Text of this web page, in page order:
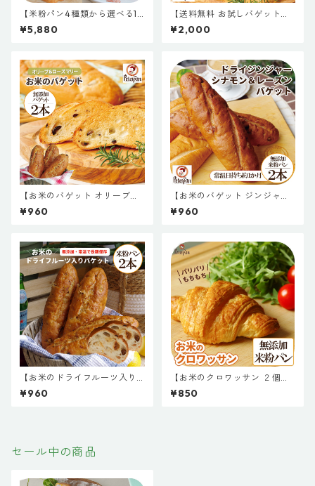
【米粉パン4種類から選べる15
個】パン 詰め合わせ お取り寄
せ お米のパン お米クロワッサ
加 常温長期保存 天然酵母 白神
こだま酵母
¥5,880
【送料無料 お試しバゲット３
種類】お米のバゲット 無添加
米粉パン 常温 約1か月日持ち
製粉 ドライフルーツ
¥2,000
【お米のバゲット オリーブ＆
ローズマリー２本】無添加 米
粉パン 常温 約1か月日持ち お
製粉 ドライフルーツ
¥960
【お米のバゲット ジンジャー
シナモンくるみ２本】無添加
米粉パン 常温 約1か月日持ち
製粉 ドライフルーツ
¥960
【お米のドライフルーツ入り
バケット２個セット】無添加
米粉パン 常温 約1か月日持ち
¥960
【お米のクロワッサン ２個セ
ット 】無添加 米粉パン 常温
約1か月日持ち お取り寄せ 米
¥850
セール中の商品